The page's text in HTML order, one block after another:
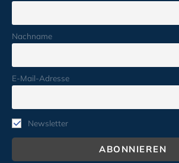
Nachname
E-Mail-Adresse
Newsletter